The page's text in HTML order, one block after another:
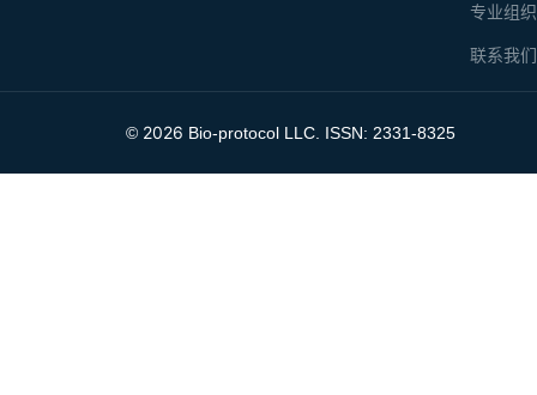
专业组
联系我们
© 2026 Bio-protocol LLC. ISSN: 2331-8325